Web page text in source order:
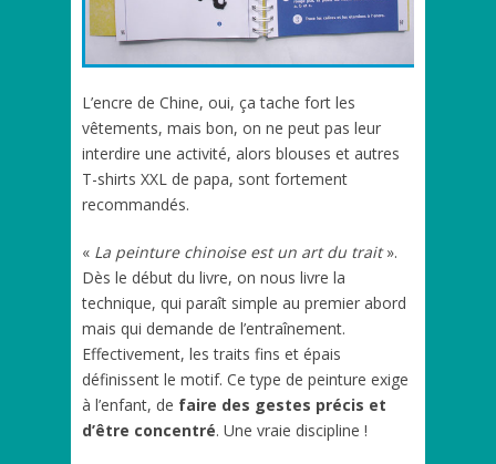
L’encre de Chine, oui, ça tache fort les
vêtements, mais bon, on ne peut pas leur
interdire une activité, alors blouses et autres
T-shirts XXL de papa, sont fortement
recommandés.
« La peinture chinoise est un art du trait».
Dès le début du livre, on nous livre la
technique, qui paraît simple au premier abord
mais qui demande de l’entraînement.
Effectivement, les traits fins et épais
définissent le motif. Ce type de peinture exige
à l’enfant, de faire des gestes précis et
d’être concentré. Une vraie discipline !